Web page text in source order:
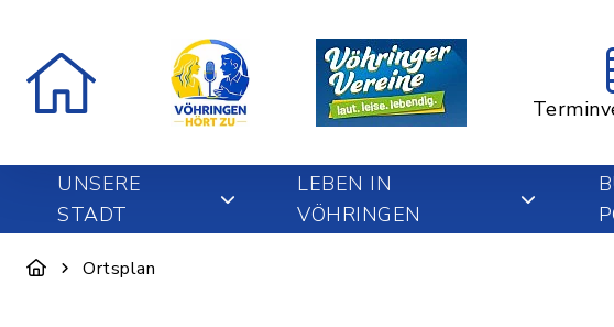
UNSERE
STADT
LEBEN IN
VÖHRINGEN
Ortsplan